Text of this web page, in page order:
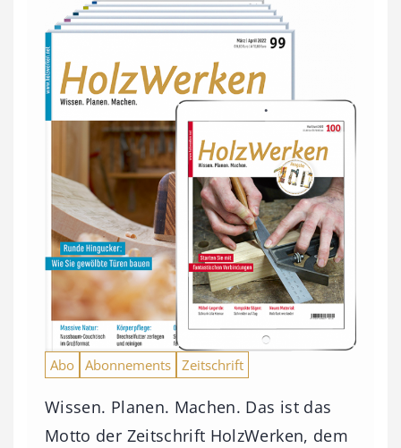
Abo Abonnements Zeitschrift
Wissen. Planen. Machen. Das ist das
Motto der Zeitschrift HolzWerken, dem